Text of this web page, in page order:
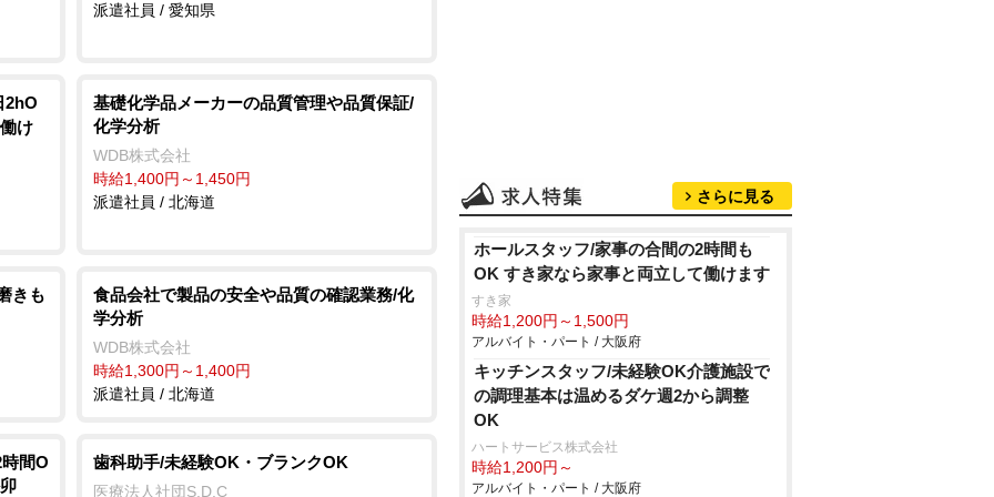
派遣社員 / 愛知県
2hO
け
基礎化学品メーカーの品質管理や品質保証/
化学分析
WDB株式会社
時給1,400円～1,450円
派遣社員 / 北海道
きも
食品会社で製品の安全や品質の確認業務/化
学分析
WDB株式会社
時給1,300円～1,400円
派遣社員 / 北海道
間O
歯科助手/未経験OK・ブランクOK
医療法人社団S.D.C
さらに見る
ホールスタッフ/家事の合間の2時間も
OK すき家なら家事と両立して働けます
すき家
時給1,200円～1,500円
アルバイト・パート / 大阪府
キッチンスタッフ/未経験OK介護施設で
の調理基本は温めるダケ週2から調整
OK
ハートサービス株式会社
時給1,200円～
アルバイト・パート / 大阪府